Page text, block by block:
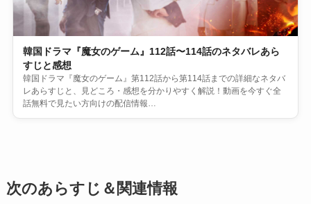
韓国ドラマ『魔女のゲーム』112話〜114話のネタバレあら
すじと感想
韓国ドラマ『魔女のゲーム』第112話から第114話までの詳細なネタバ
レあらすじと、見どころ・感想を分かりやすく解説！動画を今すぐ全
話無料で見たい方向けの配信情報…
次のあらすじ＆関連情報